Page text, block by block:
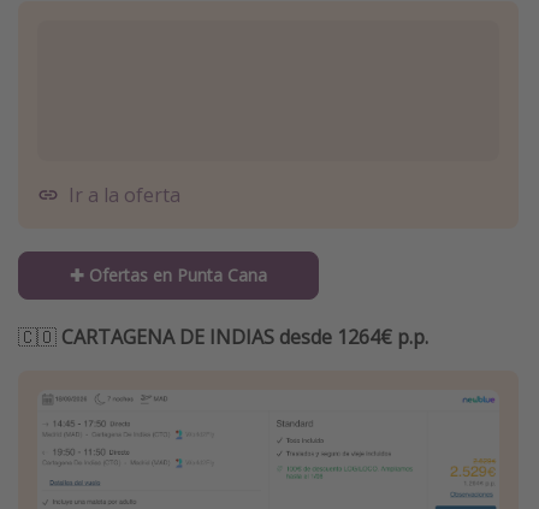
Ir a la oferta
✚ Ofertas en Punta Cana
🇨🇴 CARTAGENA DE INDIAS desde 1264€ p.p.